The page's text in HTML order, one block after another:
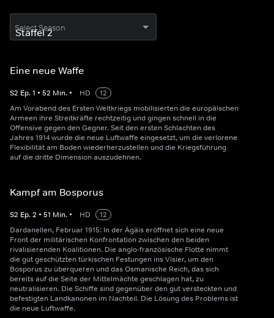
Select Season
Eine neue Waffe
S2 Ep.1 • 52 Min. • HD
12
Am Vorabend des Ersten Weltkriegs mobilisierten die europäischen
Armeen ihre Streitkräfte rechtzeitig und gingen schnell in die
Offensive gegen den Gegner. Seit den ersten Schlachten des
Jahres 1914 wurde die neue Luftwaffe eingesetzt, um die verlorene
Flexibilität am Boden wiederherzustellen und die Kriegsführung
auf die dritte Dimension auszudehnen.
Kampf am Bosporus
S2 Ep.2 • 51 Min. • HD
12
Dardanellen, Februar 1915: In der Ägäis eröffnet sich eine neue
Front der militärischen Konfrontation zwischen den beiden
rivalisierenden Koalitionen. Die anglo-französische Flotte nimmt
die gut geschützten türkischen Festungen ins Visier, um den
Bosporus zu überqueren und das Osmanische Reich, das sich
bereits auf die Seite der Mittelmächte geschlagen hat, zu
neutralisieren. Die Schiffe sind gegenüber den gut versteckten und
befestigten Landkanonen im Nachteil. Die Lösung des Problems ist
die neue Luftwaffe.